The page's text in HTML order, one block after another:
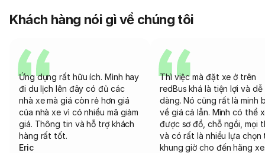
Khách hàng nói gì về chúng tôi
Ứng dụng rất hữu ích. Mình hay
đi du lịch lên đây có đủ các
nhà xe mà giá còn rẻ hơn giá
của nhà xe vì có nhiều mã giảm
giá. Thông tin và hỗ trợ khách
hàng rất tốt.
Eric
Thì việc mà đặt xe ở trên
redBus khá là tiện lợi và dễ
dàng. Nó cũng rất là minh
về giá cả lẫn. Mình có thể
được sơ đồ, chỗ ngồi, mọi
và có rất là nhiều lựa chọn
khung giờ cho đến hãng